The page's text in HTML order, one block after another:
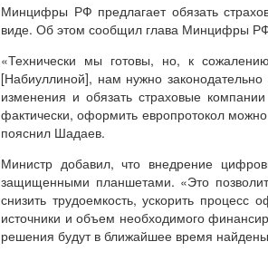
Минцифры РФ предлагает обязать
виде. Об этом сообщил глава Минцифры
«Технически мы готовы, но, к
[Набиуллиной], нам нужно законодательно
изменения и обязать страховые
фактически, оформить европротокол
пояснил Шадаев.
Министр добавил, что внедрение
защищенными планшетами. «Это
снизить трудоемкость, ускорить
источники и объем необходимого
решения будут в ближайшее время